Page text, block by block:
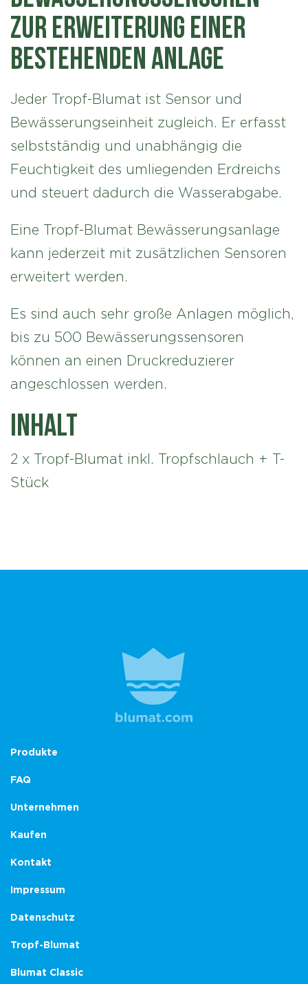
zur Erweiterung einer
bestehenden Anlage
Jeder Tropf-Blumat ist Sensor und
Bewässerungseinheit zugleich. Er erfasst
selbstständig und unabhängig die
Feuchtigkeit des umliegenden Erdreichs
und steuert dadurch die Wasserabgabe.
Eine Tropf-Blumat Bewässerungsanlage
kann jederzeit mit zusätzlichen Sensoren
erweitert werden.
Es sind auch sehr große Anlagen möglich,
bis zu 500 Bewässerungssensoren
können an einen Druckreduzierer
angeschlossen werden.
Inhalt
2 x Tropf-Blumat inkl. Tropfschlauch + T-
Stück
Produkte
FAQ
Unternehmen
Kaufen
Kontakt
Impressum
Datenschutz
Tropf-Blumat
Blumat Classic